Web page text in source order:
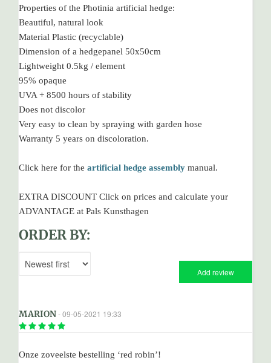
Properties of the Photinia artificial hedge:
Beautiful, natural look
Material Plastic (recyclable)
Dimension of a hedgepanel 50x50cm
Lightweight 0.5kg / element
95% opaque
UVA + 8500 hours of stability
Does not discolor
Very easy to clean by spraying with garden hose
Warranty 5 years on discoloration.
Click here for the artificial hedge assembly manual.
EXTRA DISCOUNT Click on prices and calculate your
ADVANTAGE at Pals Kunsthagen
ORDER BY:
Add review
MARION- 09-05-2021 19:33
Onze zoveelste bestelling ‘red robin’!